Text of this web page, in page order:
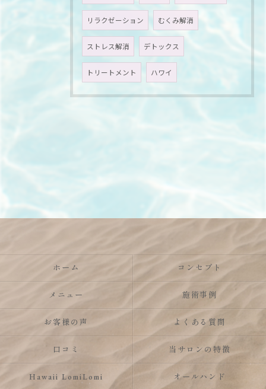
リラクゼーション むくみ解消
ストレス解消 デトックス
トリートメント ハワイ
ホーム コンセプト
メニュー 施術事例
お客様の声 よくある質問
口コミ 当サロンの特徴
Hawaii LomiLomi オールハンド